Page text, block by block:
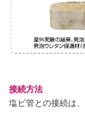
接続方法
塩ビ管との接続は